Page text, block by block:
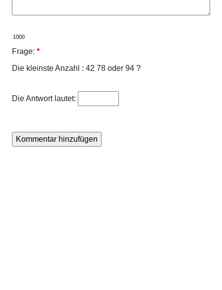
Frage: *
Die kleinste Anzahl : 42 78 oder 94 ?
Die Antwort lautet: